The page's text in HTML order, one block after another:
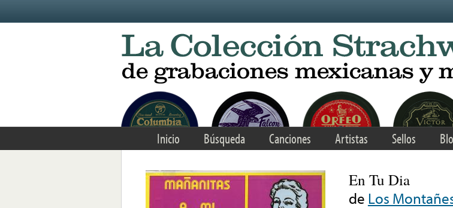
Inicio Búsqueda Canciones Artistas Sellos
En Tu Dia
de Los